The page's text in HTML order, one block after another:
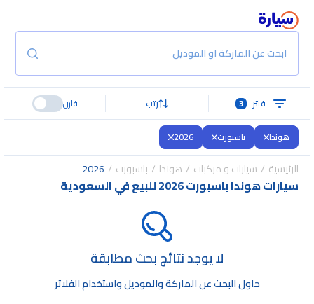
ابحث عن الماركة او الموديل
فلتر 3 رتب قارن
هوندا باسبورت 2026
الرئيسية سيارات و مركبات هوندا باسبورت 2026
سيارات هوندا باسبورت 2026 للبيع في السعودية
لا يوجد نتائج بحث مطابقة
حاول البحث عن الماركة والموديل واستخدام الفلاتر